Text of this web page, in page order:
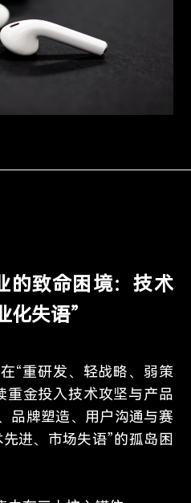
的致命困境：技术
化失语”
“重研发、轻战略、弱策
重金投入技术攻坚与产品
品牌塑造、用户沟通与赛
进、市场失语”的孤岛困